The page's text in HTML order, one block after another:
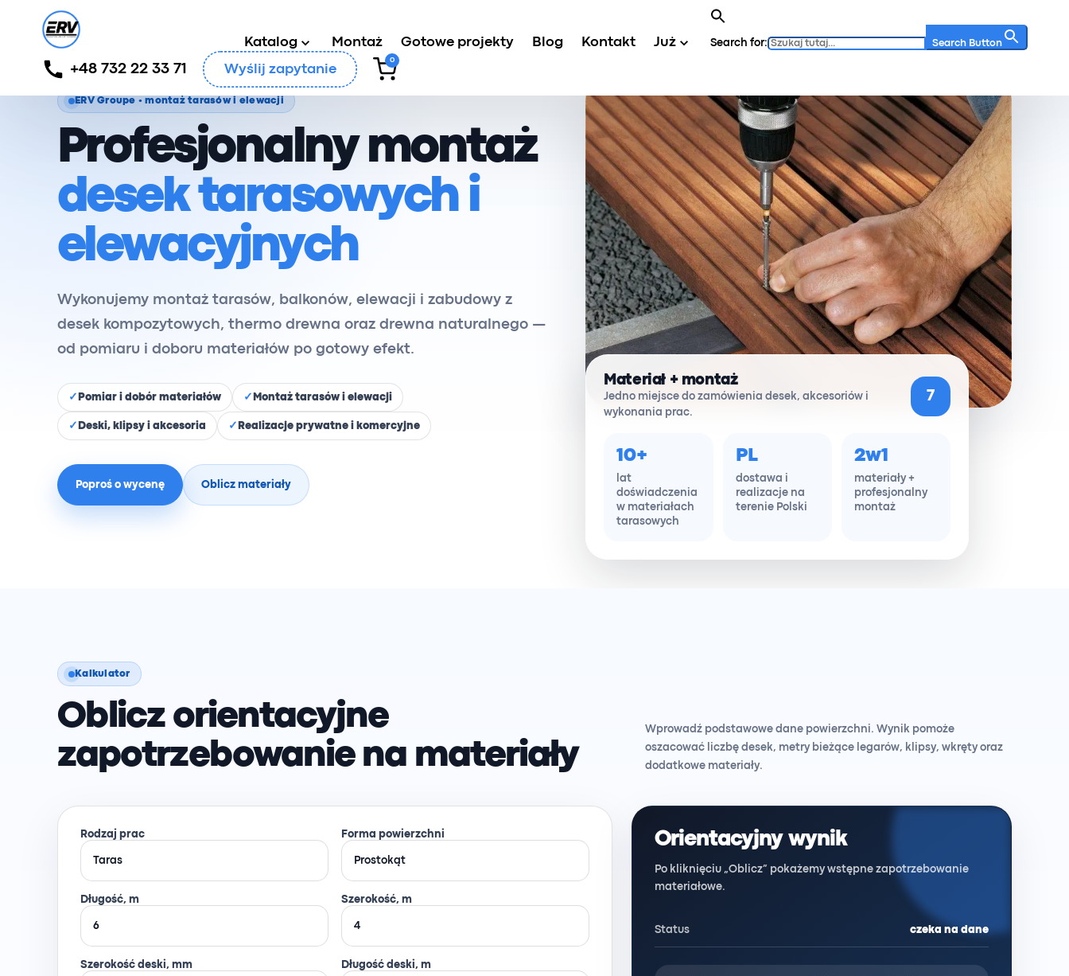
Katalog Montaż Gotowe projekty Blog Kontakt Już Search for: Search Button
+48 732 22 33 71 Wyślij zapytanie
0
ERV Groupe • montaż tarasów i elewacji
Profesjonalny montaż
desek tarasowych i
elewacyjnych
Wykonujemy montaż tarasów, balkonów, elewacji i zabudowy z
desek kompozytowych, thermo drewna oraz drewna naturalnego —
od pomiaru i doboru materiałów po gotowy efekt.
Pomiar i dobór materiałów Montaż tarasów i elewacji
Deski, klipsy i akcesoria Realizacje prywatne i komercyjne
Poproś o wycenę Oblicz materiały
Materiał + montaż
Jedno miejsce do zamówienia desek, akcesoriów i
wykonania prac.
7
10+
lat
doświadczenia
w materiałach
tarasowych
PL
dostawa i
realizacje na
terenie Polski
2w1
materiały +
profesjonalny
montaż
Kalkulator
Oblicz orientacyjne
zapotrzebowanie na materiały
Wprowadź podstawowe dane powierzchni. Wynik pomoże
oszacować liczbę desek, metry bieżące legarów, klipsy, wkręty oraz
dodatkowe materiały.
Rodzaj prac Forma powierzchni
Długość, m Szerokość, m
Szerokość deski, mm Długość deski, m
Orientacyjny wynik
Po kliknięciu „Oblicz” pokażemy wstępne zapotrzebowanie
materiałowe.
Status czeka na dane